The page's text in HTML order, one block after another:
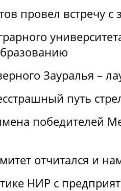
провел встречу
Зауралья –
путь
победителей
отчитался и
НИР с